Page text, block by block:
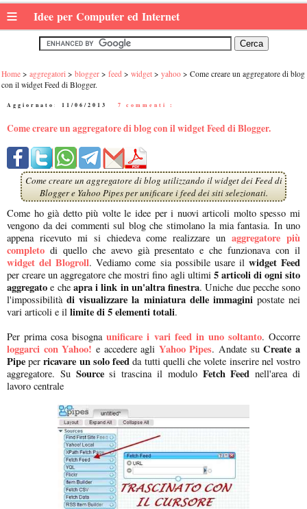
≡ Idee per Computer ed Internet
Home aggregatori blogger feed widget yahoo
Come creare un aggregatore di blog
con il widget Feed di Blogger.
Aggiornato: 11/06/2013 7 commenti :
Come creare un aggregatore di blog con il widget Feed di Blogger.
Come creare un aggregatore di blog utilizzando il widget dei Feed di
Blogger e Yahoo Pipes per unificare i feed dei siti selezionati.
Come ho già detto più volte le idee per i nuovi articoli molto spesso mi
vengono da dei commenti sul blog che stimolano la mia fantasia. In uno
appena ricevuto mi si chiedeva come realizzare unaggregatore più
completo di quello che avevo già presentato e che funzionava con il
widget del Blogroll. Vediamo come sia possibile usare il widget Feed
per creare un aggregatore che mostri fino agli ultimi 5 articoli di ogni sito
aggregato e che apra i link in un'altra finestra. Uniche due pecche sono
l'impossibilitàdi visualizzare la miniatura delle immaginipostate nei
vari articoli e il limite di 5 elementi totali.
Per prima cosa bisognaunificare i vari feed in uno soltanto. Occorre
loggarci con Yahoo! e accedere agli Yahoo Pipes. Andate suCreate a
Pipe perricavare un solo feed da tutti quelli che volete inserire nel vostro
aggregatore. Su Sourcesi trascina il modulo Fetch Feed nell'area di
lavoro centrale